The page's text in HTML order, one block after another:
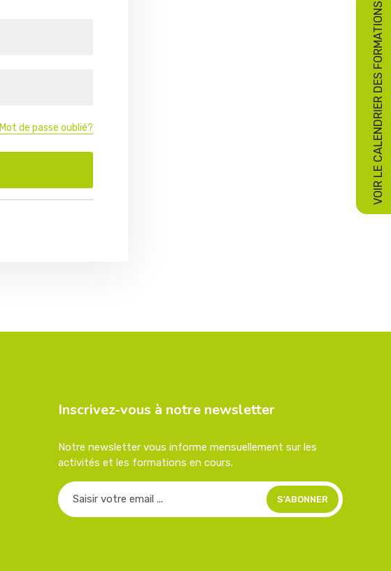
VOIR LE CALENDRIER DES FORMATIONS
Mot de passe oublié?
Inscrivez-vous à notre newsletter
Notre newsletter vous informe mensuellement sur les
activités et les formations en cours.
S'ABONNER